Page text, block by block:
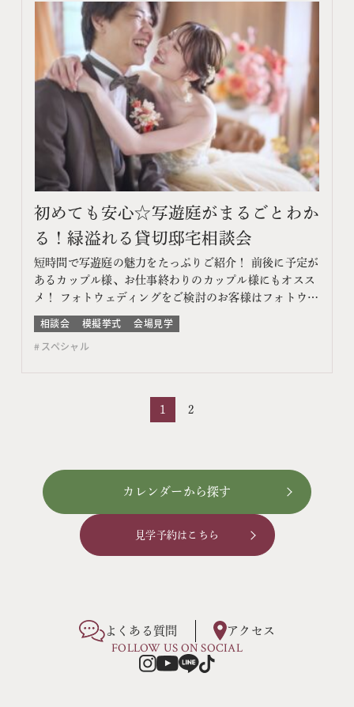
初めても安心☆写遊庭がまるごとわか
る！緑溢れる貸切邸宅相談会
短時間で写遊庭の魅力をたっぷりご紹介！ 前後に予定が
あるカップル様、お仕事終わりのカップル様にもオスス
メ！ フォトウェディングをご検討のお客様はフォトウェ
ディング相談会よりご予約ください このフェアに含まれ
るコンテンツ フェア特典 特典内容 WEBサイトよりフェ
ア予約をしていただき、ご来館いただいた方限定でエン
相談会 模擬挙式
会場見学
スペシャル
1 2
カレンダーから探す
見学予約はこちら
よくある質問 アクセス
FOLLOW US ON SOCIAL